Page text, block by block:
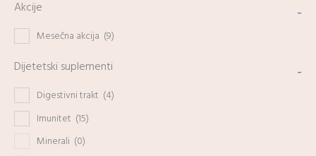
Akcije -
Mesečna akcija (9)
Dijetetski suplementi -
Digestivni trakt (4)
Imunitet (15)
Minerali (0)